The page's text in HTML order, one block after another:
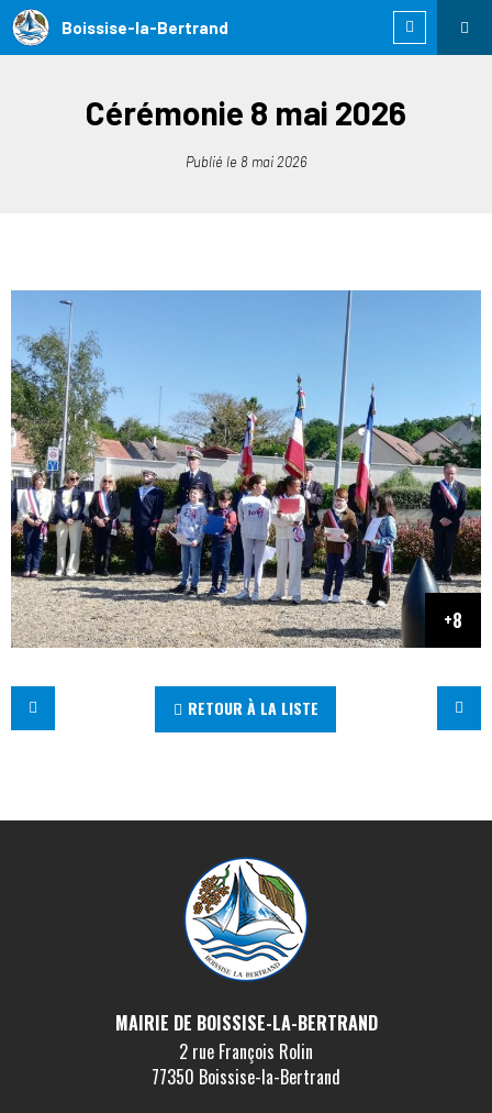
Boissise-la-Bertrand
Cérémonie 8 mai 2026
Publié le 8 mai 2026
RETOUR À LA LISTE
MAIRIE DE BOISSISE-LA-BERTRAND
2 rue François Rolin
77350 Boissise-la-Bertrand